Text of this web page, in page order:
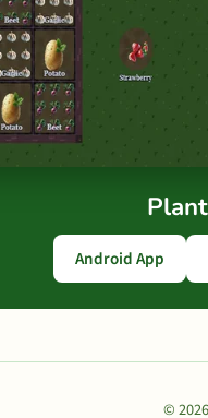
Android App
©